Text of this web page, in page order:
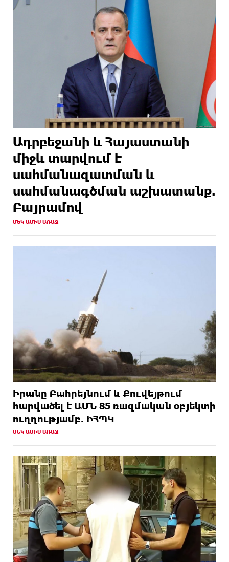
Ադրբեջանի և Հայաստանի
միջև տարվում է
սահմանազատման և
սահմանագծման աշխատանք.
Բայրամով
ՄԵԿ ԱՄԻՍ ԱՌԱՋ
Իրանը Բահրեյնում և Քուվեյթում
hարվածել է ԱՄՆ 85 ռшզմական օբյեկտի
ուղղությամբ. ԻՀՊԿ
ՄԵԿ ԱՄԻՍ ԱՌԱՋ